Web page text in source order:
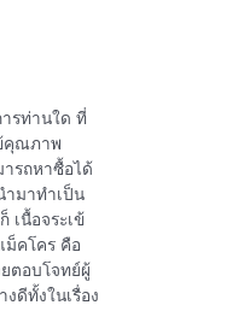
รท่านใด ที่
คุณภาพ
ารถหาซื้อได้
ำมาทำเป็น
เนื้อจระเข้
ม็คโคร คือ
ตอบโจทย์ผู้
งดีทั้งในเรื่อง